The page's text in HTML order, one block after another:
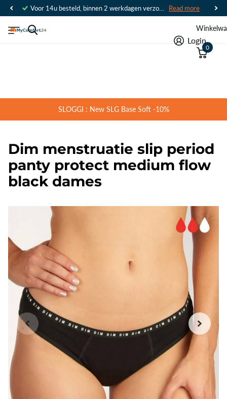
Read more
Login
0
SLOGGI : New SLG Base Soft -10%
Dim menstruatie slip period
panty protect medium flow
black dames